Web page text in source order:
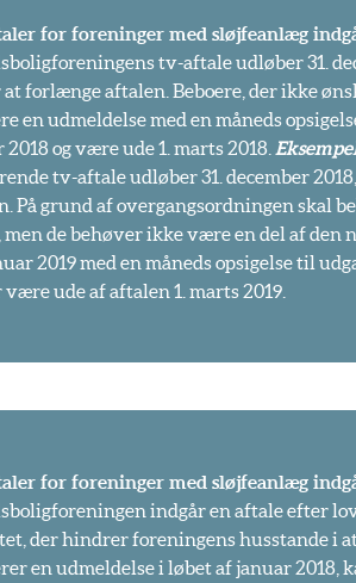
for foreninger med sløjfeanlæg
tv-aftale udløber 31.
at forlænge aftalen. Beboere, der ikke
en udmeldelse med en måneds
og være ude 1. marts 2018.
tv-aftale udløber 31. december
På grund af overgangsordningen skal
men de behøver ikke være en del af den
2019 med en måneds opsigelse til
ude af aftalen 1. marts 2019.
for foreninger med sløjfeanlæg
indgår en aftale efter
der hindrer foreningens husstande i
en udmeldelse i løbet af januar 2018,